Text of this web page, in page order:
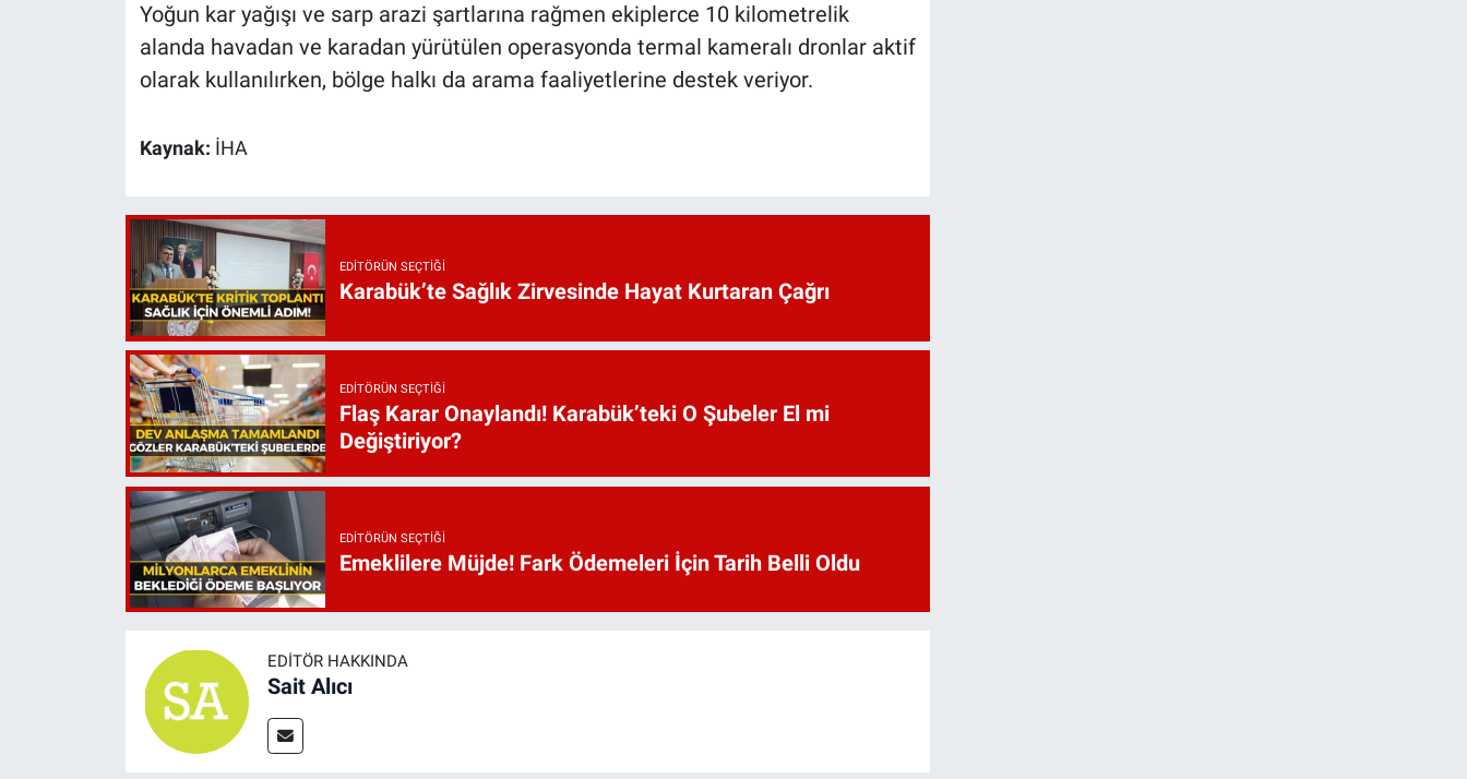
Yoğun kar yağışı ve sarp arazi şartlarına rağmen ekiplerce 10 kilometrelik
alanda havadan ve karadan yürütülen operasyonda termal kameralı dronlar aktif
olarak kullanılırken, bölge halkı da arama faaliyetlerine destek veriyor.
Kaynak: İHA
EDITÖRÜN SEÇTIĞI
Karabük’te Sağlık Zirvesinde Hayat Kurtaran Çağrı
EDITÖRÜN SEÇTIĞI
Flaş Karar Onaylandı! Karabük’teki O Şubeler El mi
Değiştiriyor?
EDITÖRÜN SEÇTIĞI
Emeklilere Müjde! Fark Ödemeleri İçin Tarih Belli Oldu
EDITÖR HAKKINDA
Sait Alıcı